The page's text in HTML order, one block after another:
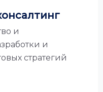
и
и
стратегий